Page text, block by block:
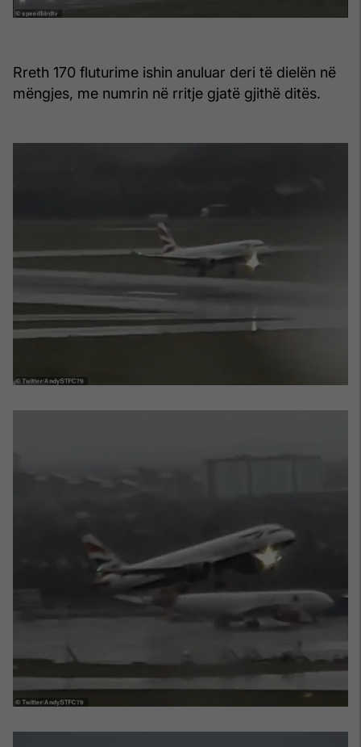
Rreth 170 fluturime ishin anuluar deri të dielën në
mëngjes, me numrin në rritje gjatë gjithë ditës.